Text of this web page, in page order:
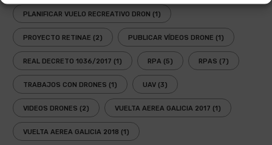
PLANIFICAR VUELO RECREATIVO DRON (1)
PROYECTO RETINAE (2) PUBLICAR VÍDEOS DRONE (1)
REAL DECRETO 1036/2017 (1) RPA (5) RPAS (7)
TRABAJOS CON DRONES (1) UAV (3)
VIDEOS DRONES (2) VUELTA AEREA GALICIA 2017 (1)
VUELTA AEREA GALICIA 2018 (1)